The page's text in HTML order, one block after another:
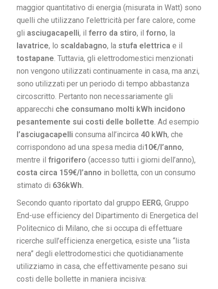
maggior quantitativo di energia (misurata in Watt) sono
quelli che utilizzano l’elettricità per fare calore, come
gli asciugacapelli, il ferro da stiro, il forno, la
lavatrice, lo scaldabagno, la stufa elettrica e il
tostapane. Tuttavia, gli elettrodomestici menzionati
non vengono utilizzati continuamente in casa, ma anzi,
sono utilizzati per un periodo di tempo abbastanza
circoscritto. Pertanto non necessariamente gli
apparecchi che consumano molti kWh incidono
pesantemente sui costi delle bollette. Ad esempio
l’asciugacapelli consuma all’incirca 40 kWh, che
corrispondono ad una spesa media di10€/l’anno,
mentre il frigorifero (accesso tutti i giorni dell’anno),
costa circa 159€/l’anno in bolletta, con un consumo
stimato di 636kWh.
Secondo quanto riportato dal gruppo EERG, Gruppo
End-use efficiency del Dipartimento di Energetica del
Politecnico di Milano, che si occupa di effettuare
ricerche sull’efficienza energetica, esiste una “lista
nera” degli elettrodomestici che quotidianamente
utilizziamo in casa, che effettivamente pesano sui
costi delle bollette in maniera incisiva: